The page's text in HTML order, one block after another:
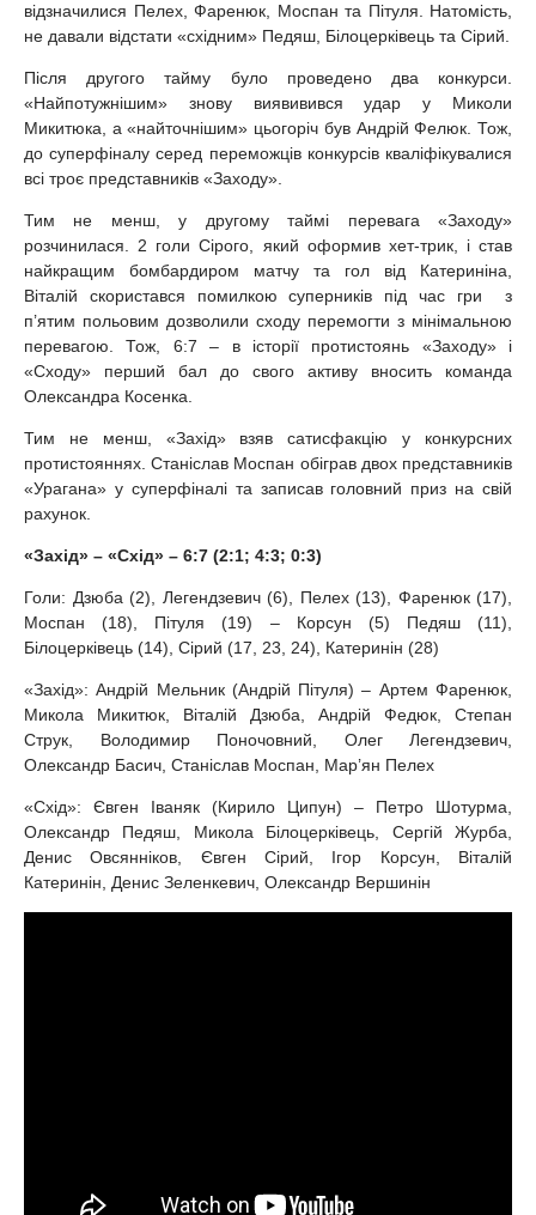
відзначилися Пелех, Фаренюк, Моспан та Пітуля. Натомість,
не давали відстати «східним» Педяш, Білоцерківець та Сірий.
Після другого тайму було проведено два конкурси.
«Найпотужнішим» знову виявивився удар у Миколи
Микитюка, а «найточнішим» цьогоріч був Андрій Фелюк. Тож,
до суперфіналу серед переможців конкурсів кваліфікувалися
всі троє представників «Заходу».
Тим не менш, у другому таймі перевага «Заходу»
розчинилася. 2 голи Сірого, який оформив хет-трик, і став
найкращим бомбардиром матчу та гол від Катериніна,
Віталій скористався помилкою суперників під час гри з
п’ятим польовим дозволили сходу перемогти з мінімальною
перевагою. Тож, 6:7 – в історії протистоянь «Заходу» і
«Сходу» перший бал до свого активу вносить команда
Олександра Косенка.
Тим не менш, «Захід» взяв сатисфакцію у конкурсних
протистояннях. Станіслав Моспан обіграв двох представників
«Урагана» у суперфіналі та записав головний приз на свій
рахунок.
«Захід» – «Схід» – 6:7 (2:1; 4:3; 0:3)
Голи: Дзюба (2), Легендзевич (6), Пелех (13), Фаренюк (17),
Моспан (18), Пітуля (19) – Корсун (5) Педяш (11),
Білоцерківець (14), Сірий (17, 23, 24), Катеринін (28)
«Захід»: Андрій Мельник (Андрій Пітуля) – Артем Фаренюк,
Микола Микитюк, Віталій Дзюба, Андрій Федюк, Степан
Струк, Володимир Поночовний, Олег Легендзевич,
Олександр Басич, Станіслав Моспан, Мар’ян Пелех
«Схід»: Євген Іваняк (Кирило Ципун) – Петро Шотурма,
Олександр Педяш, Микола Білоцерківець, Сергій Журба,
Денис Овсянніков, Євген Сірий, Ігор Корсун, Віталій
Катеринін, Денис Зеленкевич, Олександр Вершинін